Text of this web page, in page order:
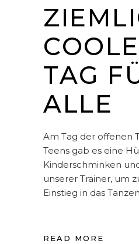
TAG
ALLE
Am Tag der offenen
Teens gab es eine
Kinderschminken
unserer Trainer, um
Einstieg in das
READ MORE